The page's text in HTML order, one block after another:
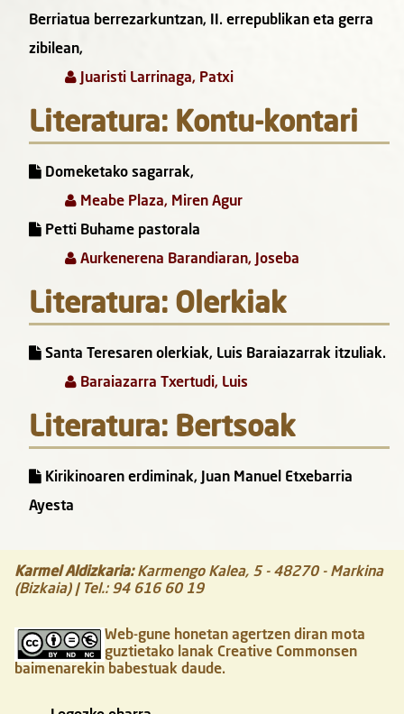
Berriatua berrezarkuntzan, II. errepublikan eta gerra
zibilean,
Juaristi Larrinaga, Patxi
Literatura: Kontu-kontari
Domeketako sagarrak,
Meabe Plaza, Miren Agur
Petti Buhame pastorala
Aurkenerena Barandiaran, Joseba
Literatura: Olerkiak
Santa Teresaren olerkiak, Luis Baraiazarrak itzuliak.
Baraiazarra Txertudi, Luis
Literatura: Bertsoak
Kirikinoaren erdiminak, Juan Manuel Etxebarria
Ayesta
Karmel Aldizkaria: Karmengo Kalea, 5 - 48270- Markina
(Bizkaia)| Tel.: 94 616 60 19
Web-gune honetan agertzen diran mota
guztietako lanak Creative Commonsen
baimenarekin babestuak daude.